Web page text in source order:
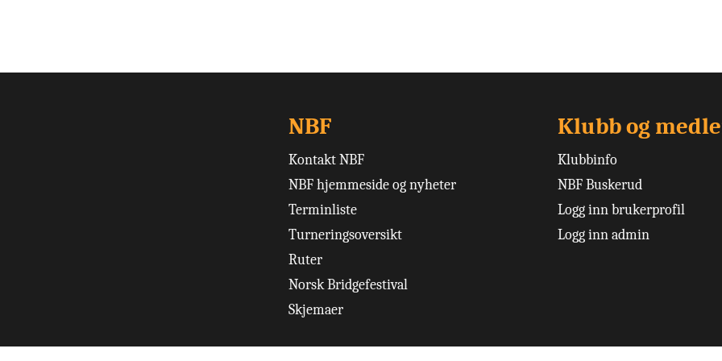
NBF
Kontakt NBF
NBF hjemmeside og nyheter
Terminliste
Turneringsoversikt
Ruter
Norsk Bridgefestival
Skjemaer
Klubb og
Klubbinfo
NBF Buskerud
Logg inn brukerprofil
Logg inn admin